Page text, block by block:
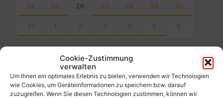
Cookie-Zustimmung
verwalten
Um Ihnen ein optimales Erlebnis zu bieten, verwenden wir Technologien
wie Cookies, um Geräteinformationen zu speichern bzw. darauf
zuzugreifen. Wenn Sie diesen Technologien zustimmen, können wir
24 25 26 27 28 29 30
31 1 2 3 4 5 6
Filter